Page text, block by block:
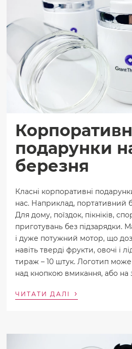
подарунки
березня
Класні корпоративні
нас. Наприклад, портативний
Для дому, поїздок, пікніків,
приготувань без підзарядки.
і дуже потужний мотор, що
навіть тверді фрукти, овочі і
тираж – 10 штук. Логотип
над кнопкою вмикання, або на
ЧИТАТИ ДАЛІ ›